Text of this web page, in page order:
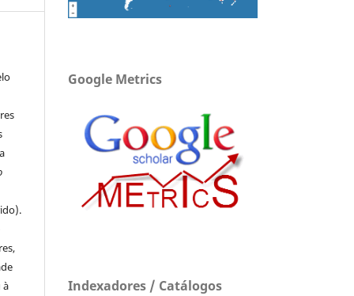
à
Google Metrics
Indexadores / Catálogos